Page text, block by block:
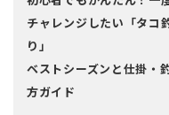
チャレンジしたい「タコ
り」
ベストシーズンと仕掛・
方ガイド